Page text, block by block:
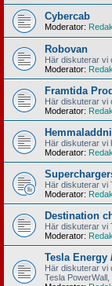
Cybercab
Moderator:
Robovan
Här diskuterar vi
Moderator:
Framtida
Här diskuterar vi
Moderator:
Här diskuterar vi
Moderator:
Här diskuterar vi
Moderator:
Destination
Här diskuterar vi
Moderator:
Tesla Energy
Här diskuterar vi
Tesla PowerWall,